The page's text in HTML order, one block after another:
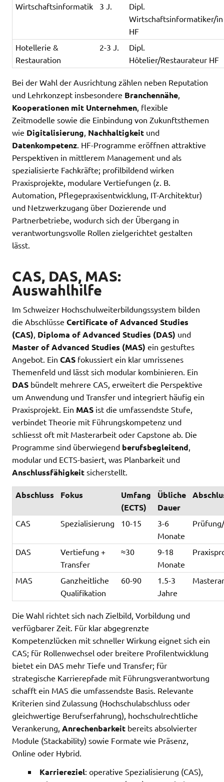
Wirtschaftsinformatik 3 J.
Dipl.
Wirtschaftsinformatiker/in
HF
Hotellerie &
Restauration
2-3 J.
Dipl.
Hôtelier/Restaurateur HF
Bei der Wahl der Ausrichtung zählen neben Reputation
und Lehrkonzept insbesondere Branchennähe
Kooperationen mit Unternehmen , flexible
Zeitmodelle sowie die Einbindung von Zukunftsthemen
wie Digitalisierung Nachhaltigkeit und
Datenkompetenz . HF-Programme eröffnen attraktive
Perspektiven in mittlerem Management und als
spezialisierte Fachkräfte; profilbildend wirken
Praxisprojekte, modulare Vertiefungen (z. B.
Automation, Pflegepraxisentwicklung, IT-Architektur)
und Netzwerkzugang über Dozierende und
Partnerbetriebe, wodurch sich der Übergang in
verantwortungsvolle Rollen zielgerichtet gestalten
lässt.
CAS, DAS, MAS:
Auswahlhilfe
Im Schweizer Hochschulweiterbildungssystem bilden
die Abschlüsse Certificate of Advanced Studies
(CAS) Diploma of Advanced Studies (DAS) und
Master of Advanced Studies (MAS) ein gestuftes
Angebot. Ein CAS fokussiert ein klar umrissenes
Themenfeld und lässt sich modular kombinieren. Ein
DAS bündelt mehrere CAS, erweitert die Perspektive
um Anwendung und Transfer und integriert häufig ein
Praxisprojekt. Ein MAS ist die umfassendste Stufe,
verbindet Theorie mit Führungskompetenz und
schliesst oft mit Masterarbeit oder Capstone ab. Die
Programme sind überwiegend berufsbegleitend
modular und ECTS-basiert, was Planbarkeit und
Anschlussfähigkeit sicherstellt.
Abschluss Fokus
Umfang
(ECTS)
Übliche
Dauer
CAS Spezialisierung 10-15
3-6
Monate
DAS
Vertiefung +
Transfer
≈30
9-18
Monate
MAS
Ganzheitliche
Qualifikation
60-90
1.5-3
Jahre
Die Wahl richtet sich nach Zielbild, Vorbildung und
verfügbarer Zeit. Für klar abgegrenzte
Kompetenzlücken mit schneller Wirkung eignet sich ein
CAS; für Rollenwechsel oder breitere Profilentwicklung
bietet ein DAS mehr Tiefe und Transfer; für
strategische Karrierepfade mit Führungsverantwortung
schafft ein MAS die umfassendste Basis. Relevante
Kriterien sind Zulassung (Hochschulabschluss oder
gleichwertige Berufserfahrung), hochschulrechtliche
Verankerung, Anrechenbarkeit bereits absolvierter
Module (Stackability) sowie Formate wie Präsenz,
Online oder Hybrid.
Karriereziel: operative Spezialisierung (CAS),